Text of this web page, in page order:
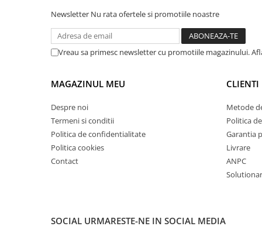
Mandrină cu 4 fălci din fontă
Mandrină cu 4 fălci din otel
Seturi de unelte pentru strungarie
Standuri pentru strunguri
Dispozitive de prindere pentru
Elemente de prindere mecanică
Fălci pentru PHV / VHV
Mese rotative / mese inclinabile /
Afisaj digital
Newsletter Nu rata ofertele si promotiile noastre
Vreau sa primesc newsletter cu promotiile magazinului.
MAGAZINUL MEU
Despre noi
Termeni si conditii
Politica de confidentialitate
Politica cookies
Contact
CLIENTI
Metode
Politica
Garantia
Livrare
ANPC
SOCIAL URMARESTE-NE IN SOCIAL MEDIA